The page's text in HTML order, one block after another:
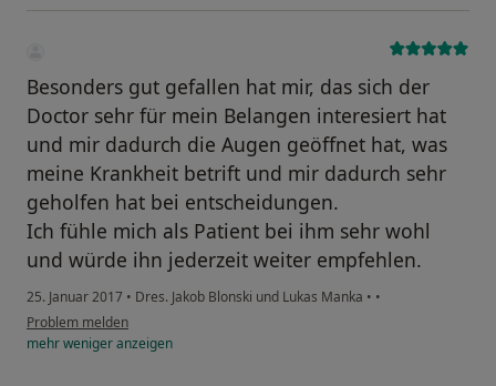
Besonders gut gefallen hat mir, das sich der
Doctor sehr für mein Belangen interesiert hat
und mir dadurch die Augen geöffnet hat, was
meine Krankheit betrift und mir dadurch sehr
geholfen hat bei entscheidungen.
Ich fühle mich als Patient bei ihm sehr wohl
und würde ihn jederzeit weiter empfehlen.
25. Januar 2017 • Dres. Jakob Blonski und Lukas Manka • •
Problem melden
mehrwenigeranzeigen